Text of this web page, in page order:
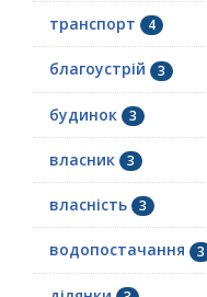
транспорт 4
благоустрій 3
будинок 3
власник 3
власність 3
водопостачання 3